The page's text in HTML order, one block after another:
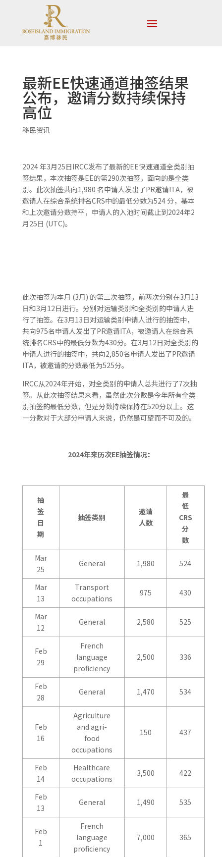
最新EE快速通道抽签结果
公布，邀请分数持续保持
高位
移民资讯
2024 年3月25日IRCC发布了最新的EE快速通道全类别抽
签结果，本次抽签是EE的第290次抽签，面向的是全类
别。此次抽签共向1,980 名申请人发出了PR邀请ITA，被
邀请人在综合系统排名CRS中的最低分数为524 分，基本
和上次邀请分数持平，申请人的入池时间截止到2024年2
月25日 (UTC)。
此次抽签为本月 (3月) 的第三次抽签，前两次分别在3月13
日和3月12日进行。分别对运输类别和全类别的申请人进
行了抽签。在3月13日对运输类别申请人进行的抽签中，
共向975名申请人发出了PR邀请ITA，被邀请人在综合系
统排名CRS中的最低分数为430分。在3月12日对全类别的
申请人进行的抽签中，共向2,850名申请人发出了PR邀请
ITA，被邀请的分数最低为525分。
IRCC从2024年开始，对全类别的申请人总共进行了7次抽
签。从此次抽签结果来看，虽然此次分数是今年所有全类
别抽签的最低分数，但是分数持续保持在520分以上。这
一分数对于大部分申请人来说，仍然是可望而不可及的。
2024年来历次EE抽签情况：
抽
签
日
期
抽签类别
邀请
人数
最
低
CRS
分
数
Mar
25
General 1,980 524
Mar
13
Transport
occupations
975 430
Mar
12
General 2,580 525
Feb
29
French
language
proficiency
2,500 336
Feb
28
General 1,470 534
Feb
16
Agriculture
and agri-
food
occupations
150 437
Feb
14
Healthcare
occupations
3,500 422
Feb
13
General 1,490 535
Feb
1
French
language
proficiency
7,000 365